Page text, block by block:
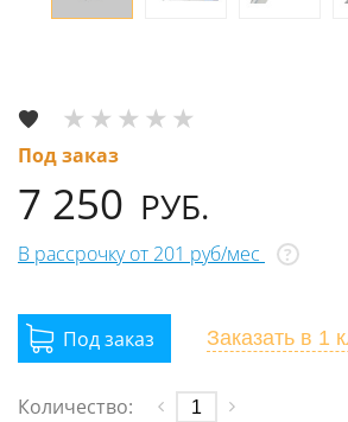
Под заказ
7 250 РУБ.
В рассрочку от 201 руб/мес ?
Заказать в 1
Количество: